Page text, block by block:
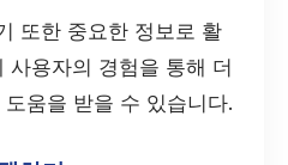
또한 중요한 정보로 활
사용자의 경험을 통해 더
움을 받을 수 있습니다.